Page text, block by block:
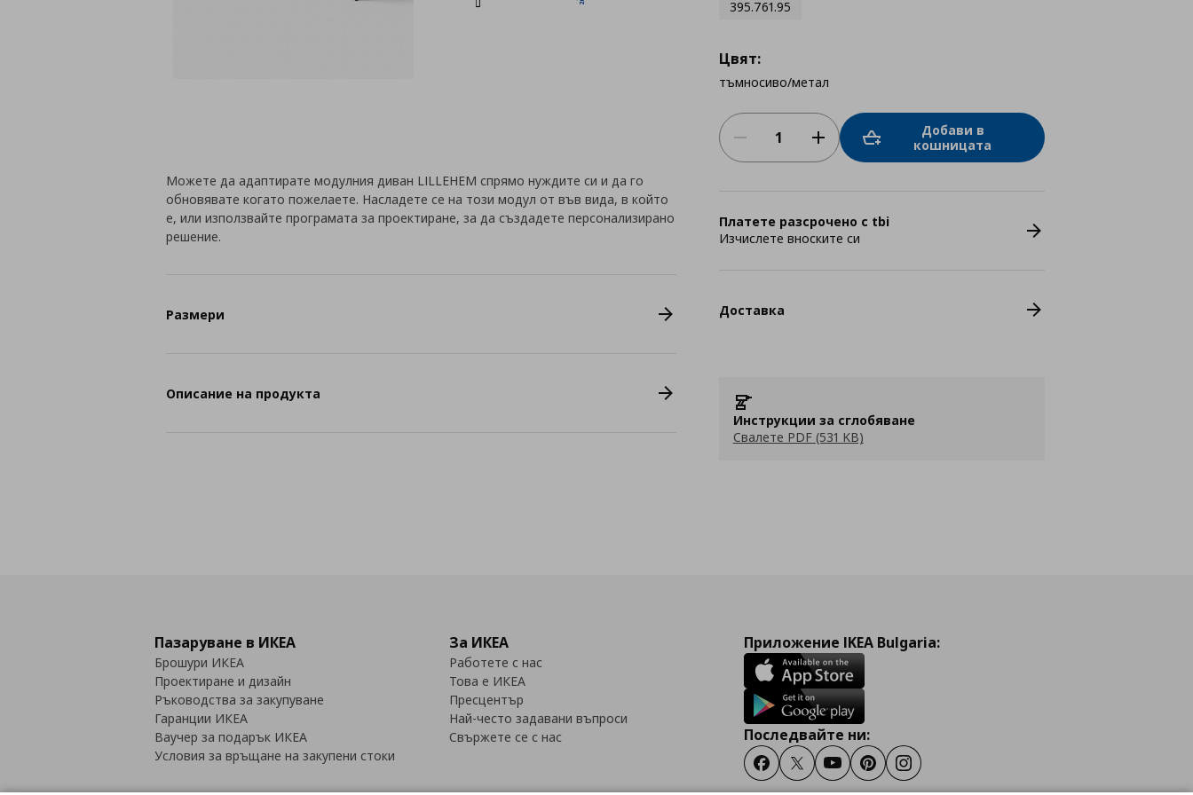
395.761.95
Цвят:
тъмносиво/метал
Добави в
кошницата
Платете разсрочено с tbi
Изчислете вноските си
Доставка
Инструкции за сглобяване
Свалете PDF (531 KB)
Можете да адаптирате модулния диван LILLEHEM спрямо нуждите си и да го
обновявате когато пожелаете. Насладете се на този модул от във вида, в който
е, или използвайте програмата за проектиране, за да създадете персонализирано
решение.
Размери
Описание на продукта
Пазаруване в ИКЕА
Брошури ИКЕА
Проектиране и дизайн
Ръководства за закупуване
Гаранции ИКЕА
Ваучер за подарък ИКЕА
Условия за връщане на закупени стоки
За ИКЕА
Работете с нас
Това е ИКЕА
Пресцентър
Най-често задавани въпроси
Свържете се с нас
Приложение IKEA Bulgaria:
Последвайте ни:
FacebookTwitterYoutubePinterestInstagram